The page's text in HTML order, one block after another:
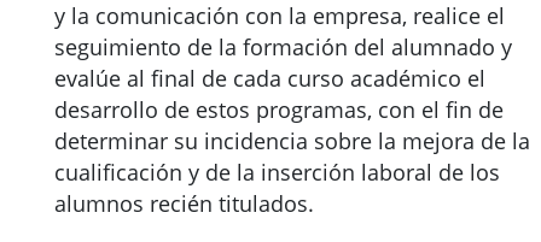
y la comunicación con la empresa, realice el
seguimiento de la formación del alumnado y
evalúe al final de cada curso académico el
desarrollo de estos programas, con el fin de
determinar su incidencia sobre la mejora de la
cualificación y de la inserción laboral de los
alumnos recién titulados.